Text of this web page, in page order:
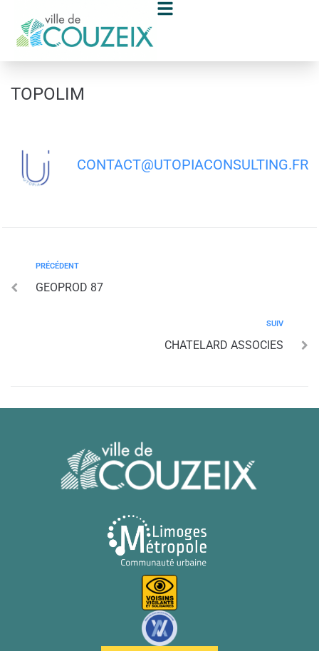
TOPOLIM
CONTACT@UTOPIACONSULTING.FR
PRÉCÉDENT
GEOPROD 87
SUIV
CHATELARD ASSOCIES